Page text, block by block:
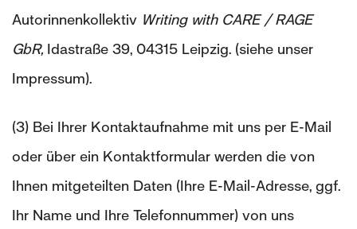
Autorinnenkollektiv Writing with CARE / RAGE
GbR, Idastraße 39, 04315 Leipzig. (siehe unser
Impressum).
(3) Bei Ihrer Kontaktaufnahme mit uns per E-Mail
oder über ein Kontaktformular werden die von
Ihnen mitgeteilten Daten (Ihre E-Mail-Adresse, ggf.
Ihr Name und Ihre Telefonnummer) von uns